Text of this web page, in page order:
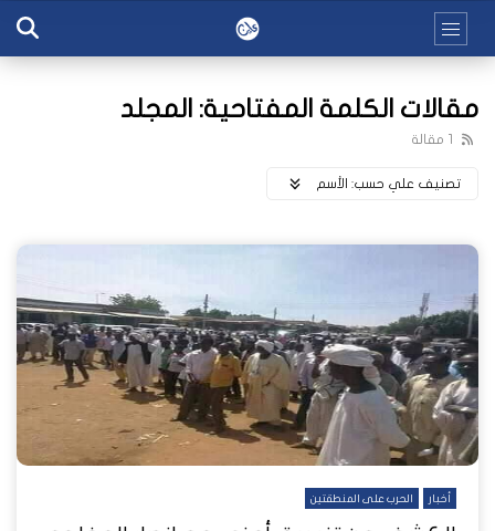
مقالات الكلمة المفتاحية: المجلد
1 مقالة
تصنيف علي حسب: اﻷسم
أخبار الحرب على المنطقتين